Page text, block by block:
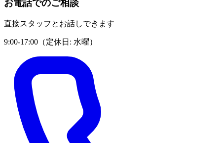
お電話でのご相談
直接スタッフとお話しできます
9:00-17:00 （定休日: 水曜）